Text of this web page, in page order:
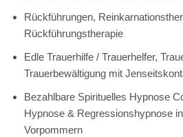
Rückführungen,
Rückführungstherapie
Edle Trauerhilfe / Trauerhelfer,
Trauerbewältigung mit
Bezahlbare Spirituelles Hypnose
Hypnose & Regressionshypnose
Vorpommern